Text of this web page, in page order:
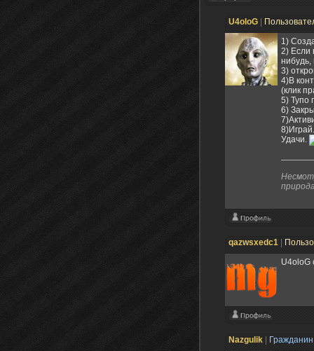
U4oloG
1)
2) Если
нибудь,
3)
4)В
(клик
5) Тупо
6)
8)Играй.
Удачи.
qazwsxedc1
U4oloG
Nazgulik